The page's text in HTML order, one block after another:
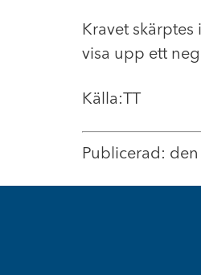
Kravet
visa upp ett
Källa:TT
Publicerad: